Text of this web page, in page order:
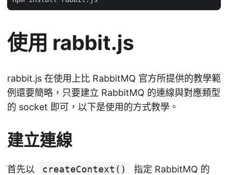
使用 rabbit.js
rabbit.js 在使用上比 RabbitMQ 官方所提供的教學範
例還要簡略，只要建立 RabbitMQ 的連線與對應類型
的 socket 即可，以下是使用的方式教學。
建立連線
首先以 createContext()
指定 RabbitMQ 的